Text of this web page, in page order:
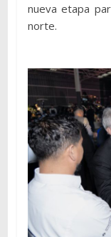
nueva etapa
norte.